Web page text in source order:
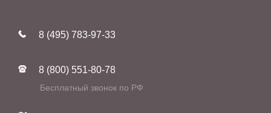
Фабрики
Реставрация
Контакты
8 (495) 783-97-33
8 (800) 551-80-78
Бесплатный звонок по РФ